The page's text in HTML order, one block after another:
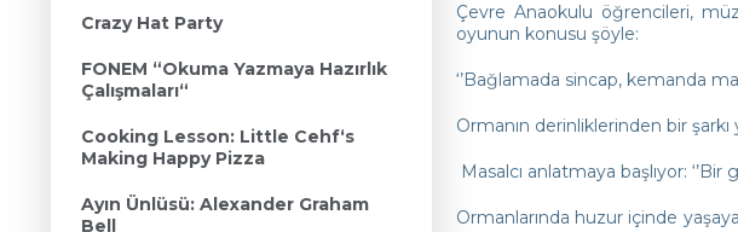
Crazy Hat Party
FONEM “Okuma Yazmaya Hazırlık
Çalışmaları“
Cooking Lesson: Little Cehf‘s
Making Happy Pizza
Ayın Ünlüsü: Alexander Graham
Bell
Çevre Anaokulu öğrencileri,
oyunun konusu şöyle:
‘’Bağlamada sincap, kemanda
Ormanın derinliklerinden bir
Masalcı anlatmaya başlıyor:
Ormanlarında huzur içinde